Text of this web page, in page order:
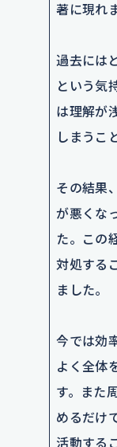
著に現れ
過去には
という気
は理解が
しまうこ
その結果
が悪くな
た。この
対処する
ました。
今では効
よく全体
す。また
めるだけ
活動する